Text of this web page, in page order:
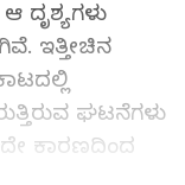
ದೃಶ್ಯಗಳು
ಇತ್ತೀಚಿನ
ಘಟನೆಗಳು
ಕಾರಣದಿಂದ